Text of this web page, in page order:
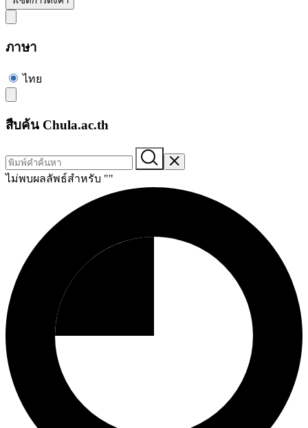
ภาษา
ไทย
สืบค้น Chula.ac.th
ไม่พบผลลัพธ์สำหรับ ""